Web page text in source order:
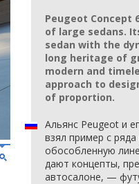
Peugeot Concept
of large sedans.
sedan with the
long heritage of
modern and
approach to
of proportion.
Альянс Peugeot и
взял пример с
обособленную
дают концепты,
автосалоне, —